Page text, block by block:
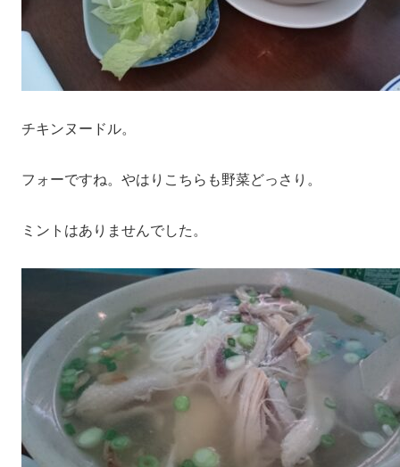
チキンヌードル。
フォーですね。やはりこちらも野菜どっさり。
ミントはありませんでした。